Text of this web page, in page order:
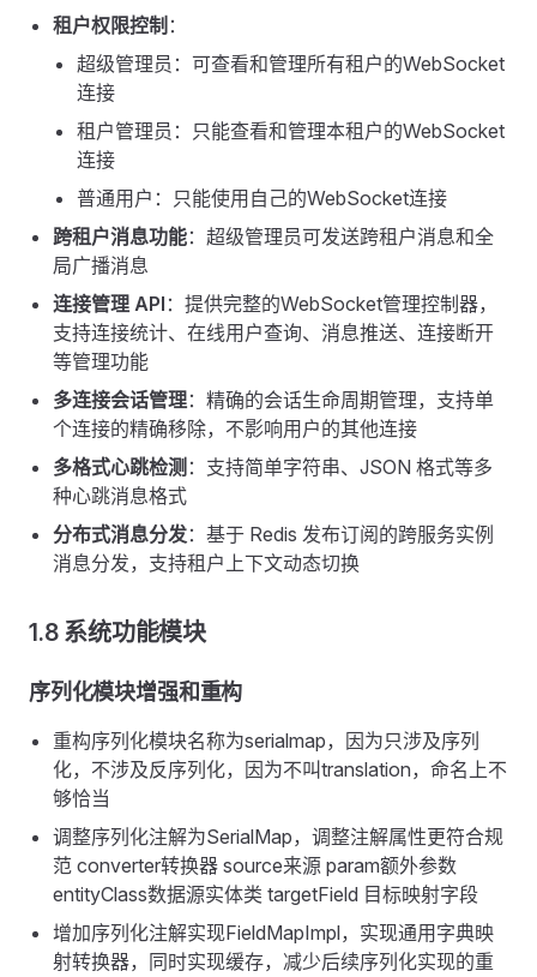
租户权限控制 ：
超级管理员：可查看和管理所有租户的WebSocket
连接
租户管理员：只能查看和管理本租户的WebSocket
连接
普通用户：只能使用自己的WebSocket连接
跨租户消息功能：超级管理员可发送跨租户消息和全
局广播消息
连接管理 API ：提供完整的WebSocket管理控制器，
支持连接统计、在线用户查询、消息推送、连接断开
等管理功能
多连接会话管理：精确的会话生命周期管理，支持单
个连接的精确移除，不影响用户的其他连接
多格式心跳检测 ：支持简单字符串、JSON 格式等多
种心跳消息格式
分布式消息分发：基于 Redis 发布订阅的跨服务实例
消息分发，支持租户上下文动态切换
1.8 系统功能模块
序列化模块增强和重构
重构序列化模块名称为serialmap，因为只涉及序列
化，不涉及反序列化，因为不叫translation，命名上不
够恰当
调整序列化注解为SerialMap，调整注解属性更符合规
范 converter转换器 source来源 param额外参数
entityClass数据源实体类 targetField 目标映射字段
增加序列化注解实现FieldMapImpl，实现通用字典映
射转换器，同时实现缓存，减少后续序列化实现的重